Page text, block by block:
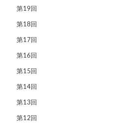
第19回
第18回
第17回
第16回
第15回
第14回
第13回
第12回